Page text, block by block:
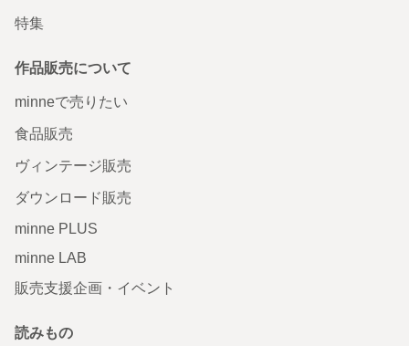
特集
作品販売について
minneで売りたい
食品販売
ヴィンテージ販売
ダウンロード販売
minne PLUS
minne LAB
販売支援企画・イベント
読みもの